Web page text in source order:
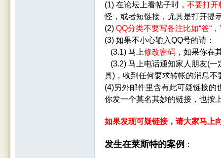
(1) 在论坛上看帖子时， 不要打开
怪，或者短链接，尤其是打开提
(2) QQ分类不要写备注比如“爸“，”
(3) 如果不小心输入QQ号的请：
(3.1) 马上修改密码 ，如果你在
(3.2) 马上电话通知家人朋友(一
具)，收到任何要求转帐的消息不
(4)另外邮件里含有此可疑链接
你发一个莫名其妙的链接，也按
如果发现可疑链接，请大家马上
发生在莱斯特的案例 ：